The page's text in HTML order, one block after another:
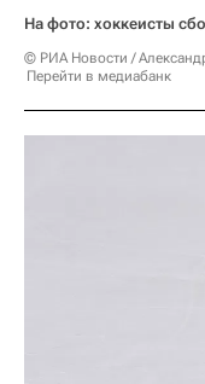
На фото: хоккеисты
© РИА Новости /
Перейти в медиабанк